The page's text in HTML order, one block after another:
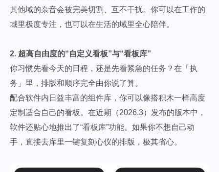
其他域的杂音会被完美切割、互不干扰。你可以在工作的
域里极度专注，也可以在生活的域里全心陪伴。
2. 超高自由度的“自定义看板”与“看板库”
你习惯先看今天的日程，还是先看紧急的任务？在「执
务」里，排版和顺序完全由你说了算。
配合软件内日益丰富的组件库，你可以像搭积木一样高度
定制适合自己的看板。在近期（2026.3）发布的版本中，
软件还贴心地推出了“看板库”功能。如果你不想自己动
手，直接去库里一键复刻心仪的排版，极其省心。